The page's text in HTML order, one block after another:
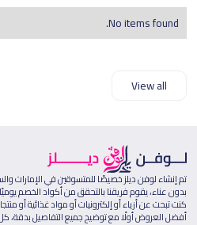
No items found.
View all
تم إنشاء لوفن ديلز خصيصًا للمتسوقين في الإمارات
بدون عناء، يقوم فريقنا بالتحقق من أكواد الخصم
كنت تبحث عن أزياء أو إلكترونيات أو مواد غذائية أو
أفضل العروض أولًا مع توضيح جميع التفاصيل بدقة، كل